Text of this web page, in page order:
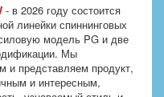
- в 2026 году состоится
линейки спиннинговых
модель PG и две
Мы
и представляем продукт,
и интересным,